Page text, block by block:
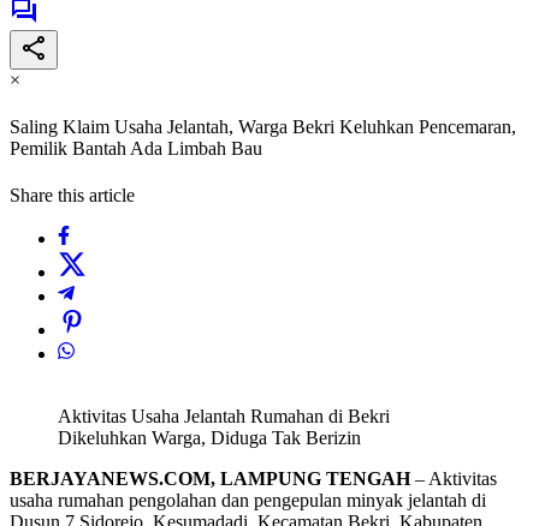
×
Saling Klaim Usaha Jelantah, Warga Bekri Keluhkan Pencemaran,
Pemilik Bantah Ada Limbah Bau
Share this article
Aktivitas Usaha Jelantah Rumahan di Bekri
Dikeluhkan Warga, Diduga Tak Berizin
BERJAYANEWS.COM, LAMPUNG TENGAH– Aktivitas
usaha rumahan pengolahan dan pengepulan minyak jelantah di